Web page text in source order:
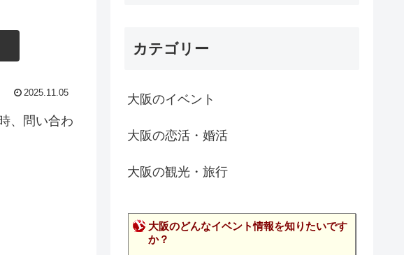
2025.11.05
、問い合わ
カテゴリー
大阪のイベント
大阪の恋活・婚活
大阪の観光・旅行
大阪のどんなイベント情報を知りたいです
か？